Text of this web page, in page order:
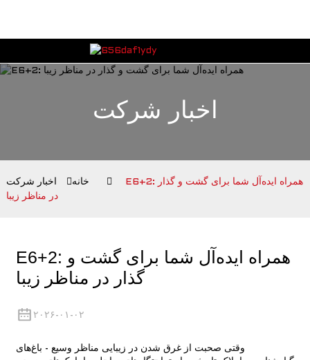
اخبار شرکت
خانه اخبار شرکت
E6+2: همراه ایده‌آل شما برای گشت و گذار
در مناظر زیبا
E6+2: همراه ایده‌آل شما برای گشت و
گذار در مناظر زیبا
۲۰۲۶-۰۱-۰۲
وقتی صحبت از غرق شدن در زیبایی مناظر وسیع - باغ‌های